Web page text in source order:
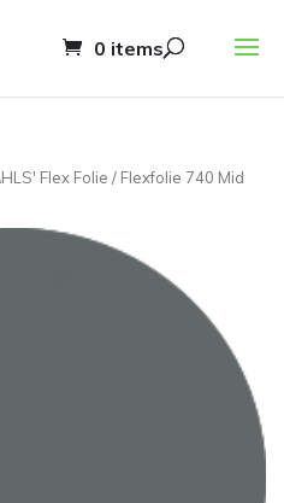
0 items
Flex Folie / Flexfolie 740 Mid